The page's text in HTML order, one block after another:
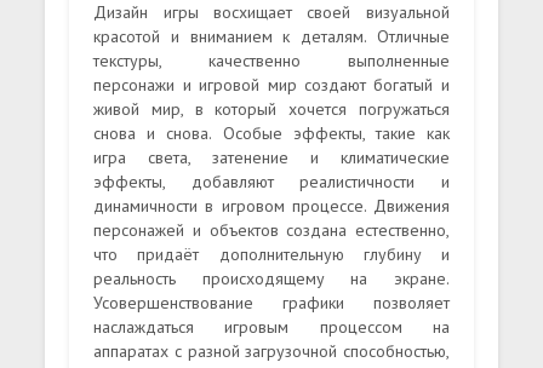
Дизайн игры восхищает своей визуальной
красотой и вниманием к деталям. Отличные
текстуры, качественно выполненные
персонажи и игровой мир создают богатый и
живой мир, в который хочется погружаться
снова и снова. Особые эффекты, такие как
игра света, затенение и климатические
эффекты, добавляют реалистичности и
динамичности в игровом процессе. Движения
персонажей и объектов создана естественно,
что придаёт дополнительную глубину и
реальность происходящему на экране.
Усовершенствование графики позволяет
наслаждаться игровым процессом на
аппаратах с разной загрузочной способностью,